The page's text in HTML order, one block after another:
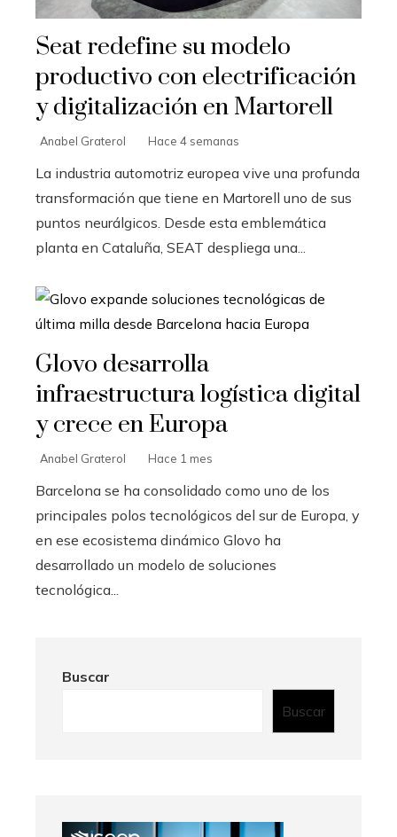
Seat redefine su modelo
productivo con electrificación
y digitalización en Martorell
Anabel Graterol Hace 4 semanas
La industria automotriz europea vive una profunda
transformación que tiene en Martorell uno de sus
puntos neurálgicos. Desde esta emblemática
planta en Cataluña, SEAT despliega una...
Glovo desarrolla
infraestructura logística digital
y crece en Europa
Anabel Graterol Hace 1 mes
Barcelona se ha consolidado como uno de los
principales polos tecnológicos del sur de Europa, y
en ese ecosistema dinámico Glovo ha
desarrollado un modelo de soluciones
tecnológica...
Buscar
Buscar